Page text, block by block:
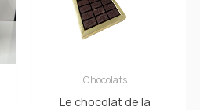
Chocolats
Le chocolat de la